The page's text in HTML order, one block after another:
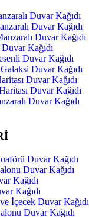
Duvar Kağıdı
Duvar Kağıdı
Duvar Kağıdı
Kağıdı
Duvar Kağıdı
Duvar Kağıdı
Duvar Kağıdı
Duvar Kağıdı
Duvar Kağıdı
Duvar Kağıdı
Duvar Kağıdı
Kağıdı
Kağıdı
İçecek Duvar Kağıdı
Duvar Kağıdı